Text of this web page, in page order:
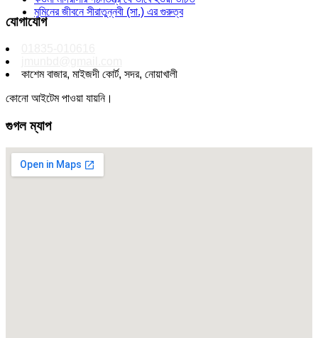
মুমিনের জীবনে সীরাতুন্নবী (সা.) এর গুরুত্ব
যোগাযোগ
কাশেম বাজার, মাইজদী কোর্ট, সদর, নোয়াখালী
কোনো আইটেম পাওয়া যায়নি।
গুগল ম্যাপ